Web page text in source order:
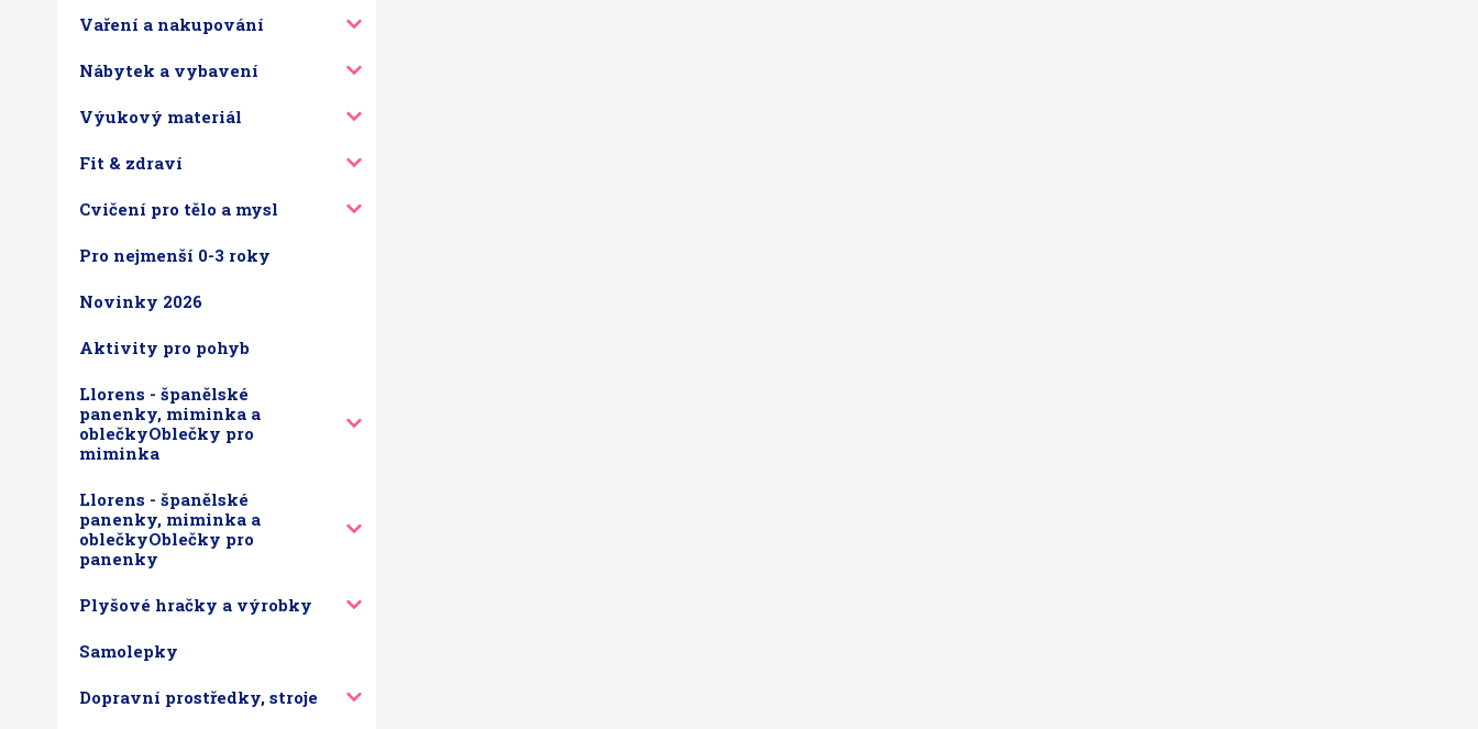
Vaření a nakupování
Nábytek a vybavení
Výukový materiál
Fit & zdraví
Cvičení pro tělo a mysl
Pro nejmenší 0-3 roky
Novinky 2026
Aktivity pro pohyb
Llorens - španělské
panenky, miminka a
oblečkyOblečky pro
miminka
Llorens - španělské
panenky, miminka a
oblečkyOblečky pro
panenky
Plyšové hračky a výrobky
Samolepky
Dopravní prostředky, stroje